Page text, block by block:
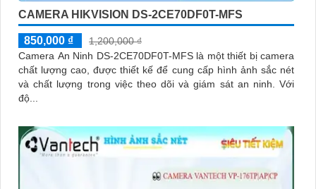
CAMERA HIKVISION DS-2CE70DF0T-MFS
850,000 ₫
1,200,000 ₫
Camera An Ninh DS-2CE70DF0T-MFS là một thiết bị camera
chất lượng cao, được thiết kế để cung cấp hình ảnh sắc nét
và chất lượng trong việc theo dõi và giám sát an ninh. Với
độ...